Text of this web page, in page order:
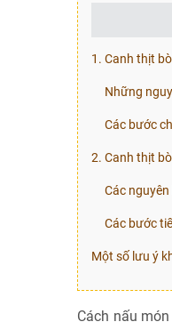
1. Canh thịt
Những
Các bước
2. Canh thịt
Các
Các bước
Một số lưu ý
Cách nấu món